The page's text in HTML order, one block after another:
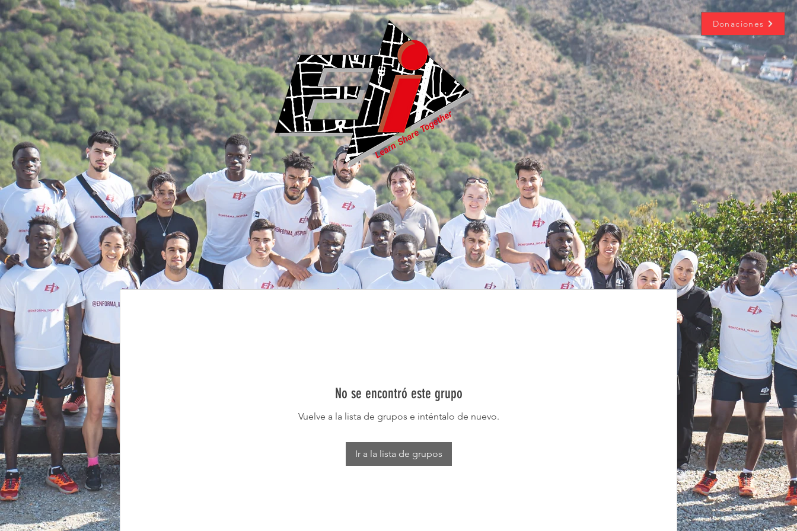
Donaciones
No se encontró este grupo
Vuelve a la lista de grupos e inténtalo de nuevo.
Ir a la lista de grupos